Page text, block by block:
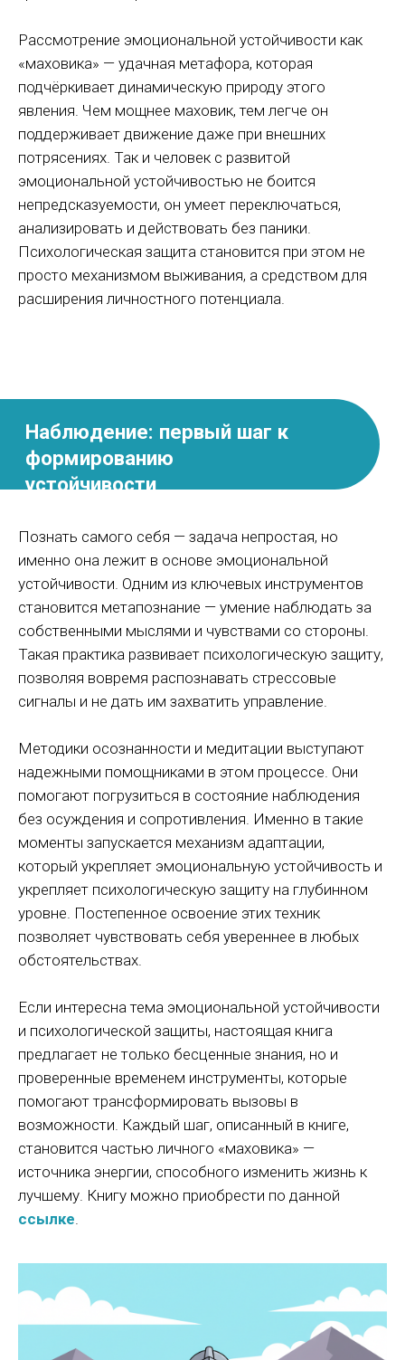
Рассмотрение эмоциональной устойчивости как
«маховика» — удачная метафора, которая
подчёркивает динамическую природу этого
явления. Чем мощнее маховик, тем легче он
поддерживает движение даже при внешних
потрясениях. Так и человек с развитой
эмоциональной устойчивостью не боится
непредсказуемости, он умеет переключаться,
анализировать и действовать без паники.
Психологическая защита становится при этом не
просто механизмом выживания, а средством для
расширения личностного потенциала.
Познать самого себя — задача непростая, но
именно она лежит в основе эмоциональной
устойчивости. Одним из ключевых инструментов
становится метапознание — умение наблюдать за
собственными мыслями и чувствами со стороны.
Такая практика развивает психологическую защиту,
позволяя вовремя распознавать стрессовые
сигналы и не дать им захватить управление.
Методики осознанности и медитации выступают
надежными помощниками в этом процессе. Они
помогают погрузиться в состояние наблюдения
без осуждения и сопротивления. Именно в такие
моменты запускается механизм адаптации,
который укрепляет эмоциональную устойчивость и
укрепляет психологическую защиту на глубинном
уровне. Постепенное освоение этих техник
позволяет чувствовать себя увереннее в любых
обстоятельствах.
Если интересна тема эмоциональной устойчивости
и психологической защиты, настоящая книга
предлагает не только бесценные знания, но и
проверенные временем инструменты, которые
помогают трансформировать вызовы в
возможности. Каждый шаг, описанный в книге,
становится частью личного «маховика» —
источника энергии, способного изменить жизнь к
лучшему. Книгу можно приобрести по данной
ссылке.
опоры на пути к
устойчивости